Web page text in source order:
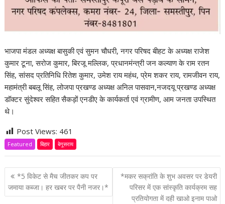
भाजपा मंडल अध्यक्ष बासुकी एवं सुमन चौधरी, नगर परिषद बीहट के अध्यक्ष राजेश
कुमार टूना, सरोज कुमार, बिरजू मल्लिक, प्रधानमंन्त्री जन कल्याण के राम रतन
सिंह, सांसद प्रतिनिधि रितेश कुमार, उमेश राय महंथ, प्रेम शकर राय, रामजीवन राय,
महामंत्री बबलू सिंह, लोजपा प्रखण्ड अध्यक्ष अनिल पासवान,नजदयू प्रखण्ड अध्यक्ष
डॉक्टर सुंदेश्वर सहित सैकड़ों एनडीए के कार्यकर्ता एवं ग्रामीण, आम जनता उपस्थित
थे।
Post Views: 461
Featured बिहार बेगूसराय
P
o
*5 विकेट से मैच जीतकर कप पर
जमाया कब्जा। हर खबर पर पैनी नजर।*
*मकर सक्रांति के शुभ अवसर पर डेयरी
परिसर में एक सांस्कृति कार्यक्रम सह
प्रतियोगता में दही खाओ इनाम पाओ